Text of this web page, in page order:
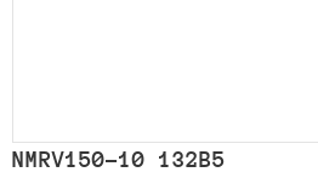
NMRV150-10 132B5